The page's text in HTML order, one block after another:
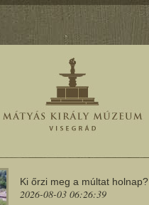
Ki őrzi meg a múltat holnap?
2026-08-03 06:26:39